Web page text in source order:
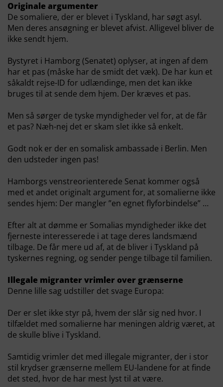
Originale argumenter
De somaliere, der er blevet i Tyskland, har søgt asyl.
Men deres ansøgning er blevet afvist. Alligevel bliver de
ikke sendt hjem.
Bystyret i Hamborg (Senatet) oplyser, at ingen af dem
har et pas (måske har de smidt det væk). De har kun et
såkaldt rejse-ID for udlændinge, men det kan ikke
bruges til at sende dem hjem. Der kræves et pas.
Men så sørger de tyske myndigheder vel for, at de får
et pas? Næh-nej det er skam slet ikke så enkelt.
Godt nok er der en somalisk ambassade i Berlin. Men
den udsteder ingen pas!
Hamborgs venstreorienterede Senat kommer også
med et andet originalt argument for, at somalierne ikke
sendes hjem: Der mangler ”en egnet flyforbindelse” …
Efter alt at dømme er Somalias myndigheder ikke det
fjerneste interesserede i at tage deres landsmænd
tilbage. De får mere ud af, at de bliver i Tyskland på
tyskernes regning, og sender penge tilbage til familien.
Illegale migranter vrimler over grænserne
Denne lille sag udstiller det svage Europa:
Der er slet ikke styr på, hvem der slår sig ned hvor. I
tilfældet med somalierne har meningen aldrig været, at
de skulle blive i Tyskland.
Samtidig vrimler det med illegale migranter, der i stor
stil krydser grænserne mellem EU-landene for at finde
det sted, hvor de har mest lyst til at være.